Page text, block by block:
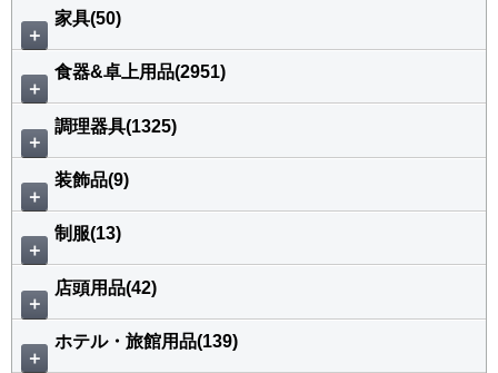
＋
家具(50)
＋
食器&卓上用品(2951)
＋
調理器具(1325)
＋
装飾品(9)
＋
制服(13)
＋
店頭用品(42)
＋
ホテル・旅館用品(139)